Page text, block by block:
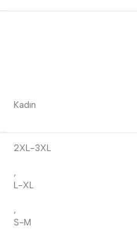
Kadın
2XL-3XL
,
L-XL
,
S-M